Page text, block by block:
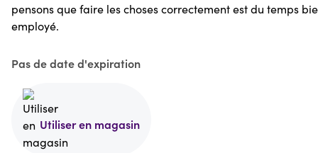
pensons que faire les choses correctement est du temps
employé.
Pas de date d'expiration
Utiliser en magasin